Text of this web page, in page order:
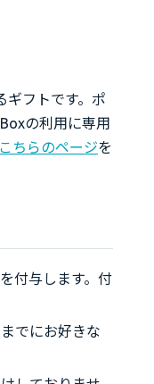
ギフトです。ポ
の利用に専用
こちらのページを
付与します。付
でにお好きな